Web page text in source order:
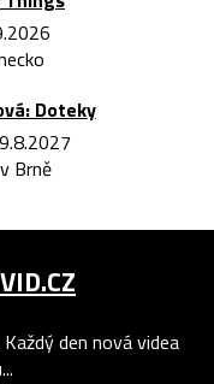
Doteky
Brně
den nová videa